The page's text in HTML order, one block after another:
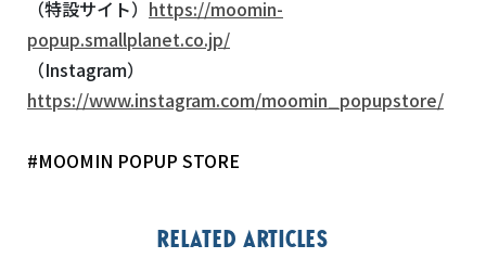
（特設サイト） https://moomin-
popup.smallplanet.co.jp/
（Instagram）
https://www.instagram.com/moomin_popupstore/
#MOOMIN POPUP STORE
Related articles